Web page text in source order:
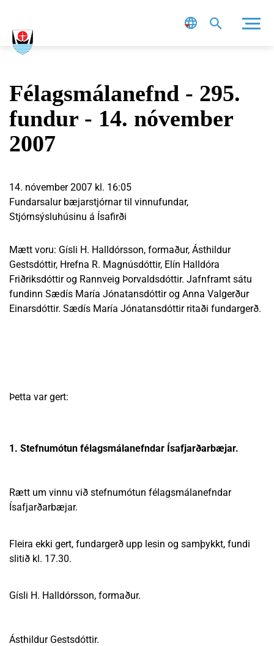
Félagsmálanefnd - 295.
fundur - 14. nóvember
2007
14. nóvember 2007 kl. 16:05
Fundarsalur bæjarstjórnar til vinnufundar,
Stjórnsýsluhúsinu á Ísafirði
Mætt voru: Gísli H. Halldórsson, formaður, Ásthildur
Gestsdóttir, Hrefna R. Magnúsdóttir, Elín Halldóra
Friðriksdóttir og Rannveig Þorvaldsdóttir. Jafnframt sátu
fundinn Sædís María Jónatansdóttir og Anna Valgerður
Einarsdóttir. Sædís María Jónatansdóttir ritaði fundargerð.
Þetta var gert:
1. Stefnumótun félagsmálanefndar Ísafjarðarbæjar.
Rætt um vinnu við stefnumótun félagsmálanefndar
Ísafjarðarbæjar.
Fleira ekki gert, fundargerð upp lesin og samþykkt, fundi
slitið kl. 17.30.
Gísli H. Halldórsson, formaður.
Ásthildur Gestsdóttir.